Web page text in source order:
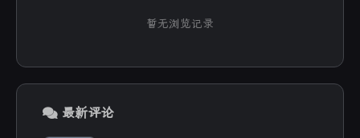
暂无浏览记录
最新评论